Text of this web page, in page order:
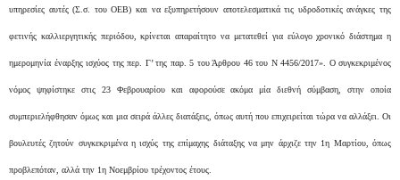
υπηρεσίες αυτές (Σ.σ. του ΟΕΒ) και να εξυπηρετήσουν αποτελεσματικά τις υδροδοτικές ανάγκες της
φετινής καλλιεργητικής περιόδου, κρίνεται απαραίτητο να μετατεθεί για εύλογο χρονικό διάστημα η
ημερομηνία έναρξης ισχύος της περ. Γ’ της παρ. 5 του Άρθρου 46 του Ν 4456/2017». Ο συγκεκριμένος
νόμος ψηφίστηκε στις 23 Φεβρουαρίου και αφορούσε ακόμα μία διεθνή σύμβαση, στην οποία
συμπεριελήφθησαν όμως και μια σειρά άλλες διατάξεις, όπως αυτή που επιχειρείται τώρα να αλλάξει. Οι
βουλευτές ζητούν συγκεκριμένα η ισχύς της επίμαχης διάταξης να μην άρχιζε την 1η Μαρτίου, όπως
προβλεπόταν, αλλά την 1η Νοεμβρίου τρέχοντος έτους.